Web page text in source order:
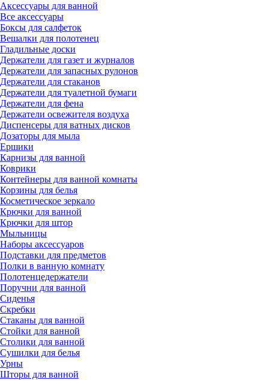
Аксессуары для ванной
Все аксессуары
Боксы для салфеток
Вешалки для полотенец
Гладильные доски
Держатели для газет и журналов
Держатели для запасных рулонов
Держатели для стаканов
Держатели для туалетной бумаги
Держатели для фена
Держатели освежителя воздуха
Диспенсеры для ватных дисков
Дозаторы для мыла
Ершики
Карнизы для ванной
Коврики
Контейнеры для ванной комнаты
Корзины для белья
Косметическое зеркало
Крючки для ванной
Крючки для штор
Мыльницы
Наборы аксессуаров
Подставки для предметов
Полки в ванную комнату
Полотенцедержатели
Поручни для ванной
Сиденья
Скребки
Стаканы для ванной
Стойки для ванной
Столики для ванной
Сушилки для белья
Урны
Шторы для ванной